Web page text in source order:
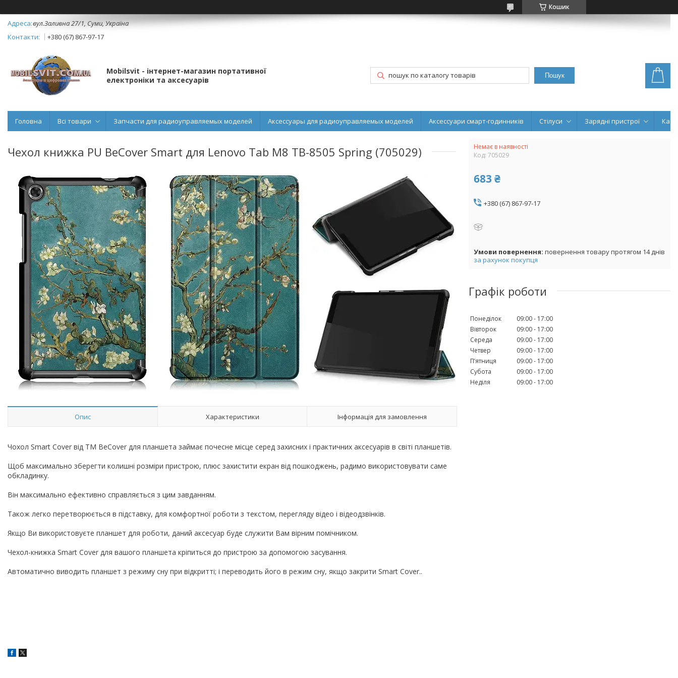
Кошик
вул.Заливна 27/1, Суми, Україна
+380 (67) 867-97-17
Mobilsvit - інтернет-магазин портативної
електроніки та аксесуарів
Пошук
Головна Всі товари Запчасти для радиоуправляемых моделей Аксессуары для радиоуправляемых моделей Аксессуари смарт-годинників Стілуси Зарядні пристрої
Чехол книжка PU BeCover Smart для Lenovo Tab M8 TB-8505 Spring (705029)
Опис Характеристики Інформація для замовлення
Чохол Smart Cover від ТМ BeCover для планшета займає почесне місце серед захисних і практичних аксесуарів в світі планшетів.
Щоб максимально зберегти колишні розміри пристрою, плюс захистити екран від пошкоджень, радимо використовувати саме
обкладинку.
Він максимально ефективно справляється з цим завданням.
Також легко перетворюється в підставку, для комфортної роботи з текстом, перегляду відео і відеодзвінків.
Якщо Ви використовуєте планшет для роботи, даний аксесуар буде служити Вам вірним помічником.
Чехол-книжка Smart Cover для вашого планшета кріпиться до пристрою за допомогою засування.
Автоматично виводить планшет з режиму сну при відкритті; і переводить його в режим сну, якщо закрити Smart Cover..
Немає в наявності
Код: 705029
683 ₴
+380 (67) 867-97-17
повернення товару протягом 14 днів
за рахунок покупця
Графік роботи
Понеділок 09:00
17:00
Вівторок
09:00
17:00
Середа
09:00
17:00
Четвер
09:00
17:00
Пʼятниця
09:00
17:00
Субота
09:00
17:00
Неділя
09:00 17:00